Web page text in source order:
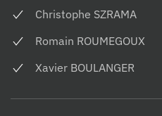
Christophe SZRAMA
Romain ROUMEGOUX
Xavier BOULANGER